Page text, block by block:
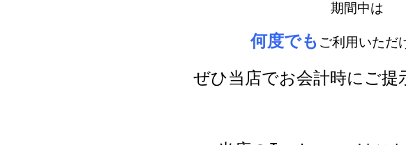
期間中は
何度でも ご利用いただ
ぜひ当店でお会計時にご提